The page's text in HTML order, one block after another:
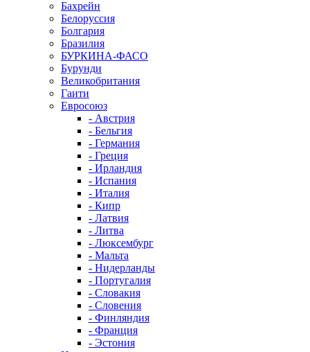
Бахрейн
Белоруссия
Болгария
Бразилия
БУРКИНА-ФАСО
Бурунди
Великобритания
Гаити
Евросоюз
- Австрия
- Бельгия
- Германия
- Греция
- Ирландия
- Испания
- Италия
- Кипр
- Латвия
- Литва
- Люксембург
- Мальта
- Нидерланды
- Португалия
- Словакия
- Словения
- Финляндия
- Франция
- Эстония